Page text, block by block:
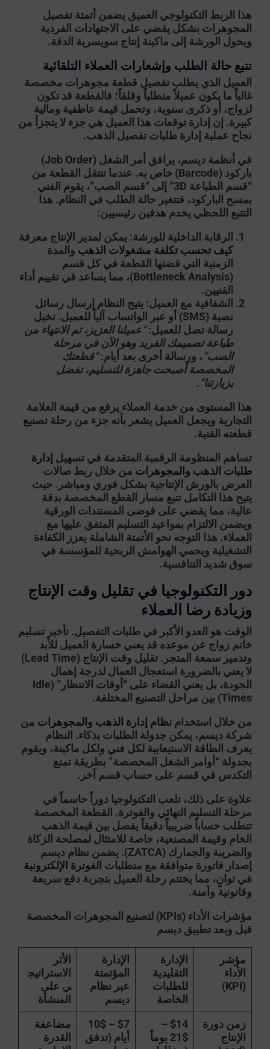
هذا الربط التكنولوجي العميق يضمن أتمتة تفصيل
المجوهرات بشكل يقضي على الاجتهادات الفردية
ويحول الورشة إلى ماكينة إنتاج سويسرية الدقة.
تتبع حالة الطلب وإشعارات العملاء التلقائية
العميل الذي يطلب تفصيل قطعة مجوهرات مخصصة
غالباً ما يكون عميلاً متطلباً وقلقاً؛ فالقطعة قد تكون
لزواج، أو ذكرى سنوية، وتحمل قيمة عاطفية ومالية
كبيرة. إن إدارة توقعات هذا العميل هي جزء لا يتجزأ من
نجاح عملية إدارة طلبات تفصيل الذهب.
في أنظمة ديسم، يرافق أمر الشغل (Job Order)
باركود (Barcode) خاص به. عندما تنتقل القطعة من
“قسم الطباعة 3D” إلى “قسم الصب”، يقوم الفني
بمسح الباركود، فتتغير حالة الطلب في النظام. هذا
التتبع اللحظي يخدم هدفين رئيسيين:
الرقابة الداخلية للورشة: يمكن لمدير الإنتاج معرفة
كيف تحسب تكلفة مشغولات الذهب والمدة
الزمنية التي قضتها القطعة في كل قسم
(Bottleneck Analysis)، مما يساعد في تقييم أداء
الفنيين.
الشفافية مع العميل: يتيح النظام إرسال رسائل
نصية (SMS) أو عبر الواتساب آلياً للعميل. تخيل
رسالة تصل للعميل:“عميلنا العزيز، تم الانتهاء من
طباعة تصميمك الفريد وهو الآن في مرحلة
الصب”، ورسالة أخرى بعد أيام:“قطعتك
المخصصة أصبحت جاهزة للتسليم، تفضل
بزيارتنا”.
هذا المستوى من خدمة العملاء يرفع من قيمة العلامة
التجارية ويجعل العميل يشعر بأنه جزء من رحلة تصنيع
قطعته الفنية.
تساهم المنظومة الرقمية المتقدمة في تسهيل إدارة
طلبات الذهب والمجوهرات من خلال ربط صالات
العرض بالورش الإنتاجية بشكل فوري ومباشر. حيث
يتيح هذا التكامل تتبع مسار القطع المخصصة بدقة
عالية، مما يقضي على فوضى المستندات الورقية
ويضمن الالتزام بمواعيد التسليم المتفق عليها مع
العملاء. هذا التوجه نحو الأتمتة الشاملة يعزز الكفاءة
التشغيلية ويحمي الهوامش الربحية للمؤسسة في
سوق شديد التنافسية.
دور التكنولوجيا في تقليل وقت الإنتاج
وزيادة رضا العملاء
الوقت هو العدو الأكبر في طلبات التفصيل. تأخير تسليم
خاتم زواج عن موعده قد يعني خسارة العميل للأبد
وتدمير سمعة المتجر. تقليل وقت الإنتاج (Lead Time)
لا يعني بالضرورة استعجال العمال لدرجة إهمال
الجودة، بل يعني القضاء على “أوقات الانتظار” (Idle
Times) بين مراحل التصنيع المختلفة.
من خلال استخدام نظام إدارة الذهب والمجوهرات من
شركة ديسم، يمكن جدولة الطلبات بذكاء. النظام
يعرف الطاقة الاستيعابية لكل فني ولكل ماكينة، ويقوم
بجدولة “أوامر الشغل المخصصة” بطريقة تمنع
التكدس في قسم على حساب قسم آخر.
علاوة على ذلك، تلعب التكنولوجيا دوراً حاسماً في
مرحلة التسليم النهائي والفوترة. القطعة المخصصة
تتطلب حساباً ضريبياً دقيقاً يفصل بين قيمة الذهب
الخام وقيمة المصنعية، خاصة للامتثال لمصلحة الزكاة
والضريبة والجمارك (ZATCA). يضمن نظام ديسم
إصدار فاتورة متوافقة مع متطلبات الفوترة الإلكترونية
في ثوانٍ، مما يختتم رحلة العميل بتجربة دفع سريعة
وقانونية وآمنة.
مؤشرات الأداء (KPIs) لتصنيع المجوهرات المخصصة
قبل وبعد تطبيق ديسم
مؤشر
الأداء
(KPI)
الإدارة
التقليدية
للطلبات
الخاصة
الإدارة
المؤتمتة
عبر نظام
ديسم
الأثر
الاستراتيج
ي على
المنشأة
زمن دورة
الإنتاج
$14 –
21$ يوماً
$7 – 10$
أيام (تدفق
مضاعفة
القدرة